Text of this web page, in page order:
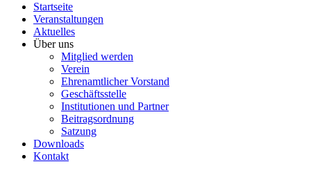
Startseite
Veranstaltungen
Aktuelles
Über uns
Mitglied werden
Verein
Ehrenamtlicher Vorstand
Geschäftsstelle
Institutionen und Partner
Beitragsordnung
Satzung
Downloads
Kontakt